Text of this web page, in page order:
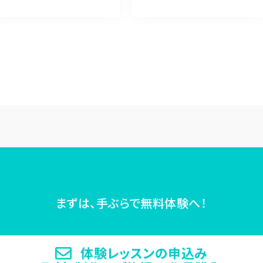
まずは、手ぶらで無料体験へ！
体験レッスンの申込み